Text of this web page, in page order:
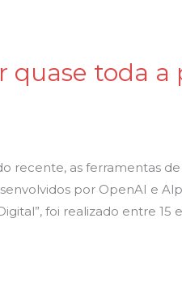
quase toda a
recente, as ferramentas
por OpenAI e
foi realizado entre 15